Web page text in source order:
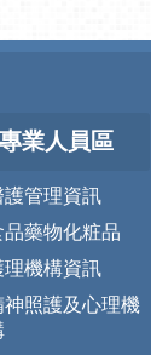
專業人員區
護管理資訊
品藥物化粧品
理機構資訊
神照護及心理機